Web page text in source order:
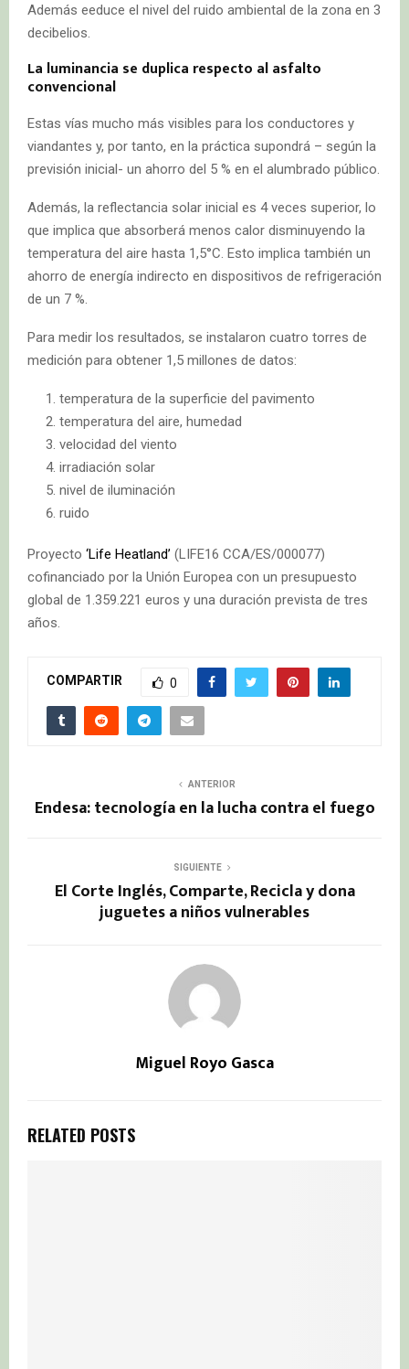
Además eeduce el nivel del ruido ambiental de la zona en 3
decibelios.
La luminancia se duplica respecto al asfalto
convencional
Estas vías mucho más visibles para los conductores y
viandantes y, por tanto, en la práctica supondrá – según la
previsión inicial- un ahorro del 5 % en el alumbrado público.
Además, la reflectancia solar inicial es 4 veces superior, lo
que implica que absorberá menos calor disminuyendo la
temperatura del aire hasta 1,5°C. Esto implica también un
ahorro de energía indirecto en dispositivos de refrigeración
de un 7 %.
Para medir los resultados, se instalaron cuatro torres de
medición para obtener 1,5 millones de datos:
temperatura de la superficie del pavimento
temperatura del aire, humedad
velocidad del viento
irradiación solar
nivel de iluminación
ruido
Proyecto ‘Life Heatland’ (LIFE16 CCA/ES/000077)
cofinanciado por la Unión Europea con un presupuesto
global de 1.359.221 euros y una duración prevista de tres
años.
COMPARTIR 0
ANTERIOR
Endesa: tecnología en la lucha contra el fuego
SIGUIENTE
El Corte Inglés, Comparte, Recicla y dona
juguetes a niños vulnerables
Miguel Royo Gasca
RELATED POSTS